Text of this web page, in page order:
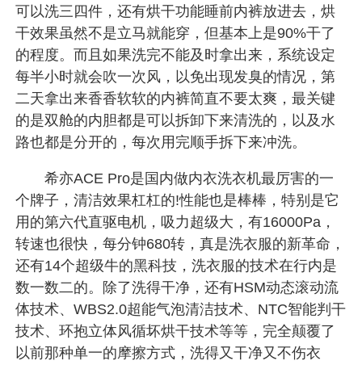
可以洗三四件，还有烘干功能睡前内裤放进去，烘
干效果虽然不是立马就能穿，但基本上是90%干了
的程度。而且如果洗完不能及时拿出来，系统设定
每半小时就会吹一次风，以免出现发臭的情况，第
二天拿出来香香软软的内裤简直不要太爽，最关键
的是双舱的内胆都是可以拆卸下来清洗的，以及水
路也都是分开的，每次用完顺手拆下来冲洗。
希亦ACE Pro是国内做内衣洗衣机最厉害的一
个牌子，清洁效果杠杠的!性能也是棒棒，特别是它
用的第六代直驱电机，吸力超级大，有16000Pa，
转速也很快，每分钟680转，真是洗衣服的新革命，
还有14个超级牛的黑科技，洗衣服的技术在行内是
数一数二的。除了洗得干净，还有HSM动态滚动流
体技术、WBS2.0超能气泡清洁技术、NTC智能判干
技术、环抱立体风循坏烘干技术等等，完全颠覆了
以前那种单一的摩擦方式，洗得又干净又不伤衣